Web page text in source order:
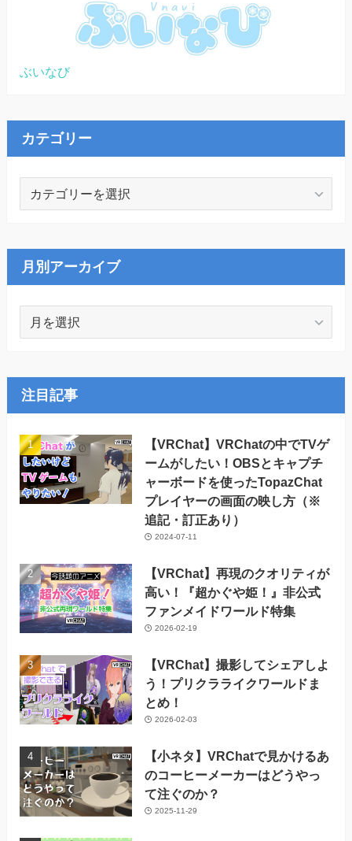
ぶいなび
カテゴリー
ー
月別アーカイブ
カ
イ
ブ
注目記事
【VRChat】VRChatの中でTVゲ
ームがしたい！OBSとキャプチ
ャーボードを使ったTopazChat
プレイヤーの画面の映し方（※
追記・訂正あり）
2024-07-11
【VRChat】再現のクオリティが
高い！『超かぐや姫！』非公式
ファンメイドワールド特集
2026-02-19
【VRChat】撮影してシェアしよ
う！プリクラライクワールドま
とめ！
2026-02-03
【小ネタ】VRChatで見かけるあ
のコーヒーメーカーはどうやっ
て注ぐのか？
2025-11-29